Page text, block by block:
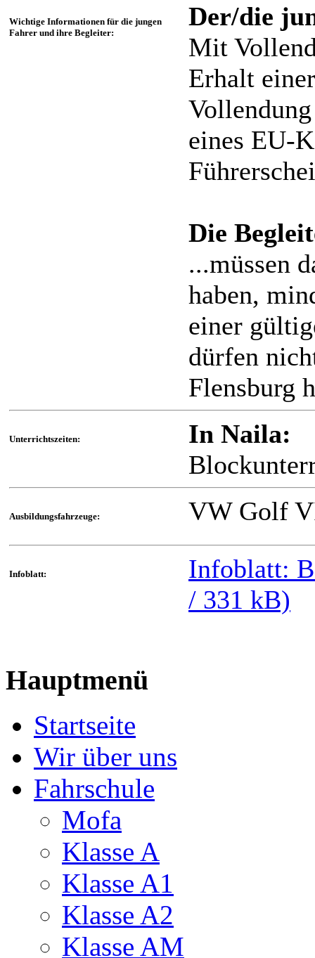
Wichtige Informationen für die jungen
Fahrer und ihre Begleiter:
Der/die
Mit
Erhalt
eines EU-
Die
...müssen
haben,
einer
dürfen
Flensburg
Unterrichtszeiten:
In Naila:
Ausbildungsfahrzeuge: VW Golf
Infoblatt:
Infoblatt:
/ 331 kB)
Hauptmenü
Startseite
Wir über uns
Fahrschule
Mofa
Klasse A
Klasse A1
Klasse A2
Klasse AM